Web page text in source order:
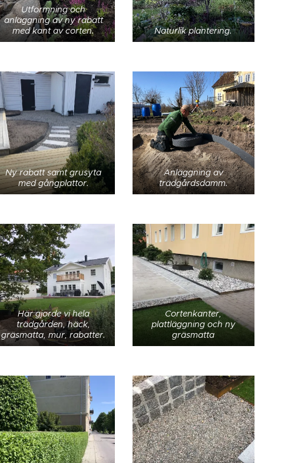
Utformning och
anläggning av ny rabatt
med kant av corten.
Naturlik plantering.
Ny rabatt samt grusyta
med gångplattor.
Anläggning av
trädgårdsdamm.
Här gjorde vi hela
trädgården, häck,
gräsmatta, mur, rabatter.
Cortenkanter,
plattläggning och ny
gräsmatta